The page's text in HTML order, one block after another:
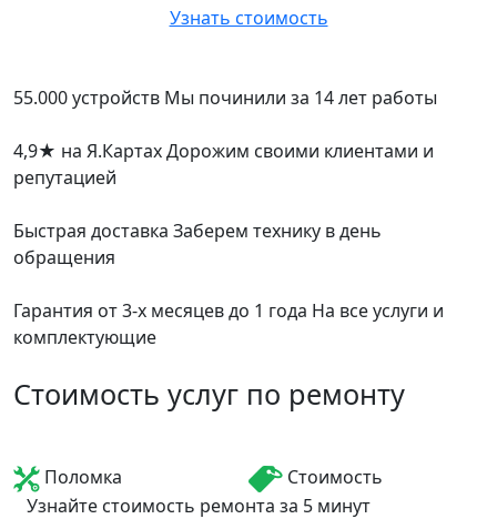
Узнать стоимость
55.000 устройств Мы починили за 14 лет работы
4,9★ на Я.КартахДорожим своими клиентами и
репутацией
Быстрая доставка Заберем технику в день
обращения
Гарантия от 3-х месяцев до 1 года На все услуги и
комплектующие
Стоимость услуг по ремонту
Поломка
Стоимость
Узнайте стоимость ремонта за 5 минут